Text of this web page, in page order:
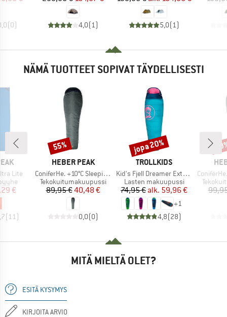
(0) 4,0( 1) 5,0( 1)
NÄMÄ TUOTTEET SOPIVAT TÄYDELLISESTI
Lite
hinta
€
(11 )
MERKKI
HEBER PEAK
Tuote
ConiferHe. +10°C Sleeping Bag
Tuoteryhmä
Tekokuitumakuupussi
Hinta
89,95 €Alennettu hinta
40,48 €
0,0(0)
Alennus
55%
MERKKI
TROLLKIDS
Tuote
Kid's Fjell Dreamer Extendable
Tuoteryhmä
Lasten makuupussi
Hinta
74,95 € Alennettu hinta
alk. 59,96 €
+1
4,8(28)
Alennus
jopa 20%
Tuote
ConiferHe.
MITÄ MIELTÄ OLET?
ESITÄ KYSYMYS
KIRJOITA ARVIO